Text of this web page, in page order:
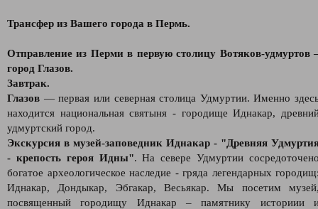
Трансфер из Вашего города в Пермь.
Отправление из Перми в первую столицу Вотяков-удмуртов
город Глазов.
Завтрак.
Глазов — первая или северная столица Удмуртии. Именно
находится национальная святыня - городище Иднакар,
удмуртский город.
Экскурсия в музей-заповедник Иднакар - "Древняя
- крепость героя Идны". На севере Удмуртии
богатое археологическое наследие - гряда легендарных
Иднакар, Дондыкар, Эбгакар, Весьякар. Мы посетим
посвященный городищу Иднакар – памятнику историии